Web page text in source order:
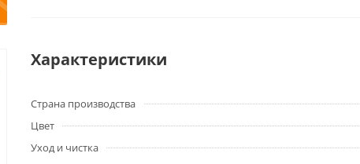
Характеристики
Страна производства
Цвет
Уход и чистка